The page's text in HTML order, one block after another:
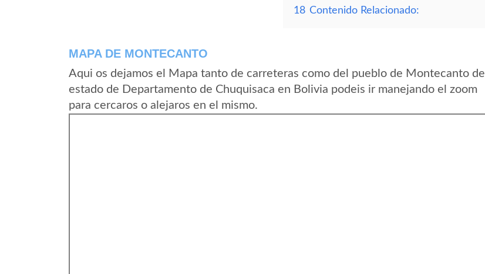
18 Contenido Relacionado:
MAPA DE MONTECANTO
Aqui os dejamos el Mapa tanto de carreteras como del pueblo de Montecanto del
estado de Departamento de Chuquisaca en Bolivia podeis ir manejando el zoom
para cercaros o alejaros en el mismo.